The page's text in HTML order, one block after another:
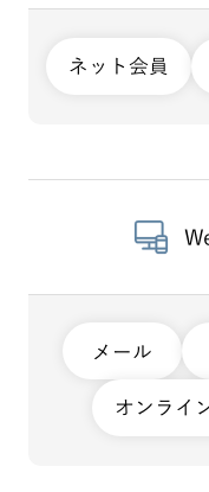
ネット会員
メール
オンライ